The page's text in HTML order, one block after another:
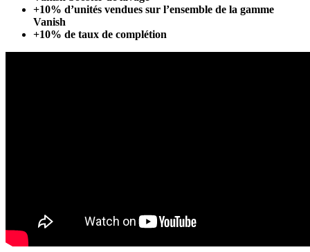
+10% d’unités vendues sur l’ensemble de la gamme
Vanish
+10% de taux de complétion